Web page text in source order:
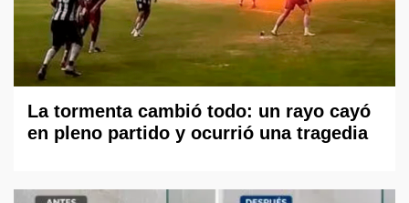
La tormenta cambió todo: un rayo cayó
en pleno partido y ocurrió una tragedia